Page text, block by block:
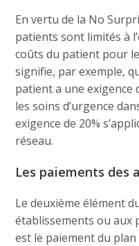
En vertu de la No
patients sont limités à
coûts du patient pour
signifie, par exemple,
patient a une exigence
les soins d’urgence
exigence de 20%
réseau.
Les paiements des
Le deuxième élément
établissements ou aux
est le paiement du